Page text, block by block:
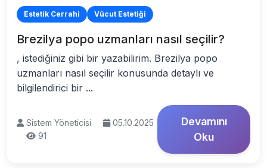
Estetik Cerrahi Vücut Estetiği
Brezilya popo uzmanları nasıl seçilir?
, istediğiniz gibi bir yazabilirim. Brezilya popo
uzmanları nasıl seçilir konusunda detaylı ve
bilgilendirici bir ...
Sistem Yöneticisi
05.10.2025
91
Devamını
Oku